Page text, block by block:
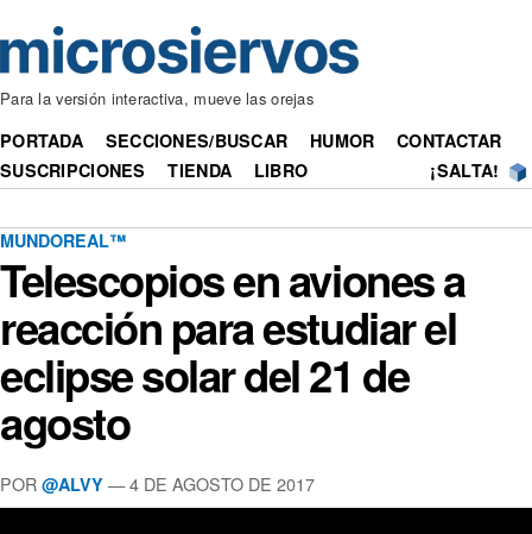
Para la versión interactiva, mueve las orejas
PORTADA SECCIONES/BUSCAR HUMOR
CONTACTAR
SUSCRIPCIONES
TIENDA LIBRO ¡SALTA!
MUNDOREAL™
Telescopios en aviones a
reacción para estudiar el
eclipse solar del 21 de
agosto
POR @ALVY — 4 DE AGOSTO DE 2017